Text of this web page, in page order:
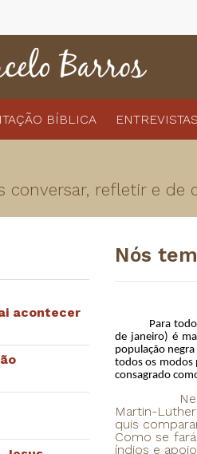
BÍBLICA ENTREVISTAS
conversar, refletir e de
acontecer
Nós
Para todos os
de janeiro) é
população
todos os modos
consagrado
Nesse
Martin-
quis
Como se
índios e